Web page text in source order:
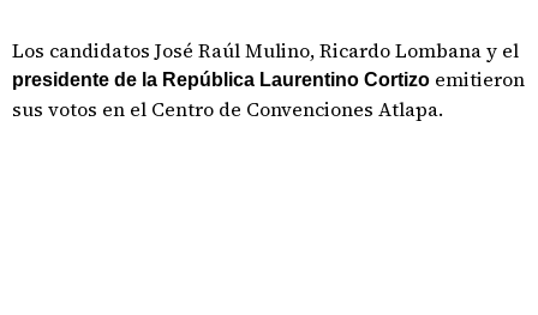
Los candidatos José Raúl Mulino, Ricardo Lombana y el
presidente de la República Laurentino Cortizo emitieron
sus votos en el Centro de Convenciones Atlapa.